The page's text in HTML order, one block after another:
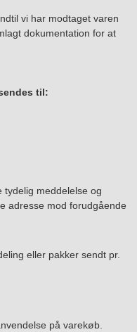
vi har modtaget varen
dokumentation for at
til:
tydelig meddelelse og
adresse mod forudgående
eller pakker sendt pr.
på varekøb.